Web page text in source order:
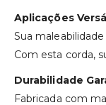
Aplicações
Sua
Com esta corda,
Durabilidade
Fabricada com